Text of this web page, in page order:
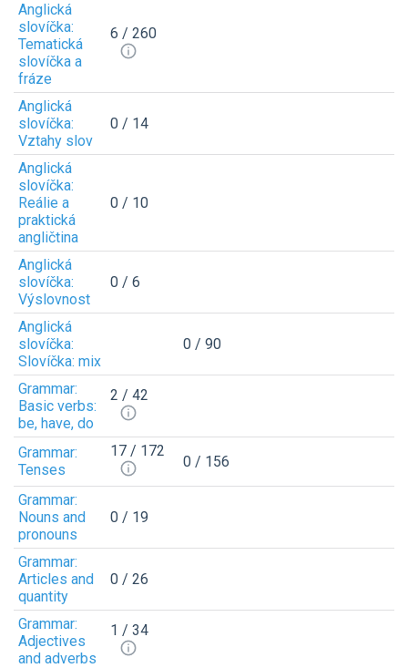
Anglická
slovíčka:
Tematická
slovíčka a
fráze
6 / 260
Anglická
slovíčka:
Vztahy slov
0 / 14
Anglická
slovíčka:
Reálie a
praktická
angličtina
0 / 10
Anglická
slovíčka:
Výslovnost
0 / 6
Anglická
slovíčka:
Slovíčka: mix
0 / 90
Grammar:
Basic verbs:
be, have, do
2 / 42
Grammar:
Tenses
17 / 172
0 / 156
Grammar:
Nouns and
pronouns
0 / 19
Grammar:
Articles and
quantity
0 / 26
Grammar:
Adjectives
and adverbs
1 / 34